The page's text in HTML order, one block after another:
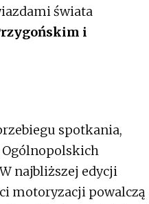
świata
i
spotkania,
Ogólnopolskich
najbliższej edycji
motoryzacji powalczą